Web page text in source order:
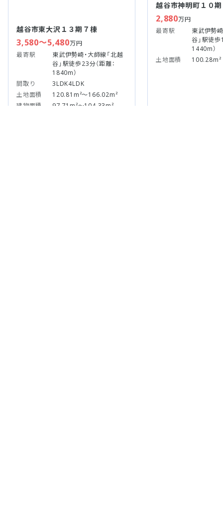
越谷市東大沢１３期７棟
越谷市神明町１０
2,880万円
最寄駅
東武伊勢
谷」駅徒歩
1440m）
土地面積
100.28m²